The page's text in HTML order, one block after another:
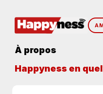
À propos
Happyness en